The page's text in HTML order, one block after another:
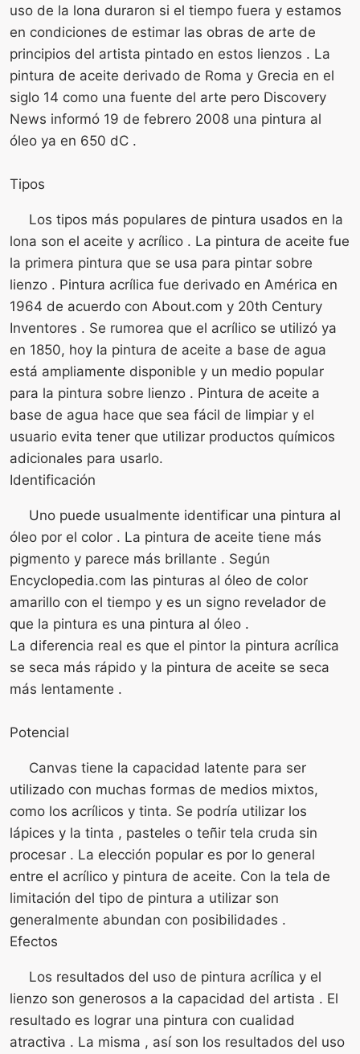
uso de la lona duraron si el tiempo fuera y estamos
en condiciones de estimar las obras de arte de
principios del artista pintado en estos lienzos . La
pintura de aceite derivado de Roma y Grecia en el
siglo 14 como una fuente del arte pero Discovery
News informó 19 de febrero 2008 una pintura al
óleo ya en 650 dC .
Tipos
Los tipos más populares de pintura usados ​​en la
lona son el aceite y acrílico . La pintura de aceite fue
la primera pintura que se usa para pintar sobre
lienzo . Pintura acrílica fue derivado en América en
1964 de acuerdo con About.com y 20th Century
Inventores . Se rumorea que el acrílico se utilizó ya
en 1850, hoy la pintura de aceite a base de agua
está ampliamente disponible y un medio popular
para la pintura sobre lienzo . Pintura de aceite a
base de agua hace que sea fácil de limpiar y el
usuario evita tener que utilizar productos químicos
adicionales para usarlo.
Identificación
Uno puede usualmente identificar una pintura al
óleo por el color . La pintura de aceite tiene más
pigmento y parece más brillante . Según
Encyclopedia.com las pinturas al óleo de color
amarillo con el tiempo y es un signo revelador de
que la pintura es una pintura al óleo .
La diferencia real es que el pintor la pintura acrílica
se seca más rápido y la pintura de aceite se seca
más lentamente .
Potencial
Canvas tiene la capacidad latente para ser
utilizado con muchas formas de medios mixtos,
como los acrílicos y tinta. Se podría utilizar los
lápices y la tinta , pasteles o teñir tela cruda sin
procesar . La elección popular es por lo general
entre el acrílico y pintura de aceite. Con la tela de
limitación del tipo de pintura a utilizar son
generalmente abundan con posibilidades .
Efectos
Los resultados del uso de pintura acrílica y el
lienzo son generosos a la capacidad del artista . El
resultado es lograr una pintura con cualidad
atractiva . La misma , así son los resultados del uso